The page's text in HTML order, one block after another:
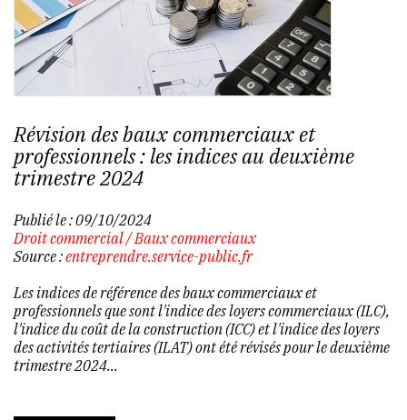
Révision des baux commerciaux et
professionnels : les indices au deuxième
trimestre 2024
Publié le :09/10/2024
Droit commercial/Baux commerciaux
Source :entreprendre.service-public.fr
Les indices de référence des baux commerciaux et
professionnels que sont l'indice des loyers commerciaux (ILC),
l'indice du coût de la construction (ICC) et l'indice des loyers
des activités tertiaires (ILAT) ont été révisés pour le deuxième
trimestre 2024...